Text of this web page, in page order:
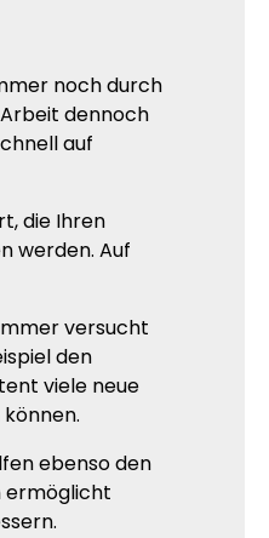
noch durch
dennoch
auf
die Ihren
werden. Auf
versucht
den
viele neue
ebenso den
ermöglicht